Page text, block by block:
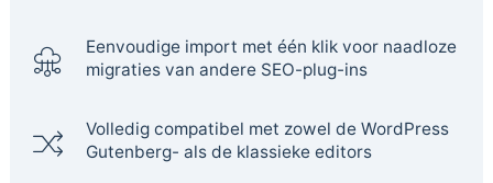
Eenvoudige import met één klik voor naadloze
migraties van andere SEO-plug-ins
Volledig compatibel met zowel de WordPress
Gutenberg- als de klassieke editors